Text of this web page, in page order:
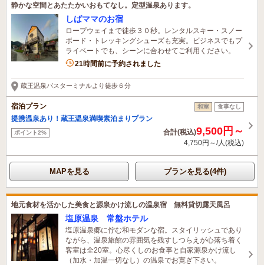
静かな空間とあたたかいおもてなし。定型温泉あります。
しばママのお宿
ロープウェイまで徒歩３０秒。レンタルスキー・スノー
ボード・トレッキングシューズも充実。ビジネスでもプ
ライベートでも、シーンに合わせてご利用ください。
21時間前に予約されました
蔵王温泉バスターミナルより徒歩６分
宿泊プラン 和室 食事なし
提携温泉あり！蔵王温泉満喫素泊まりプラン
ポイント2% 合計(税込)9,500円～
4,750円～/人(税込)
MAPを見る プランを見る(4件)
地元食材を活かした美食と源泉かけ流しの温泉宿 無料貸切露天風呂
塩原温泉 常盤ホテル
塩原温泉郷に佇む和モダンな宿。スタイリッシュであり
ながら、温泉旅館の雰囲気を残すしつらえが心落ち着く
客室は全20室。心尽くしのお食事と自家源泉かけ流し
（加水・加温一切なし）の温泉でお寛ぎ下さい。